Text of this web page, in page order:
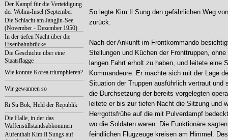
Der Kampf für die Verteidigung
der Wolmi-Insel (September
1950)
Die Schlacht am Jangjin-See
(November - Dezember 1950)
In der tiefen Nacht über die
Eisenbahnbrücke
Die Geschichte über eine
Staatsflagge
Wie konnte Korea triumphieren?
Wir gewannen so
Ri Su Bok, Held der Republik
Die Halle, in der das
Waffenstillstandsabkommen
unterzeichnet wurde
Aufenthalt Kim Il Sungs auf
So legte Kim Il Sung den gefährlichen Weg
zurück.
Nach der Ankunft im Frontkommando
Stellungen und Küchen der Fronttruppen,
langen Fahrt erholt zu haben, und leitete eine
Kommandeure. Er machte sich mit der Lage
Situation der Truppen ausführlich vertraut und
die Durchsetzung der bereits vorgelegten
leitete er bis zur tiefen Nacht die Sitzung und
Herrgottsfrühe auf die mit Pulverdampf
wo die Soldaten waren. Die Funktionäre
feindlichen Flugzeuge kreisen am Himmel.